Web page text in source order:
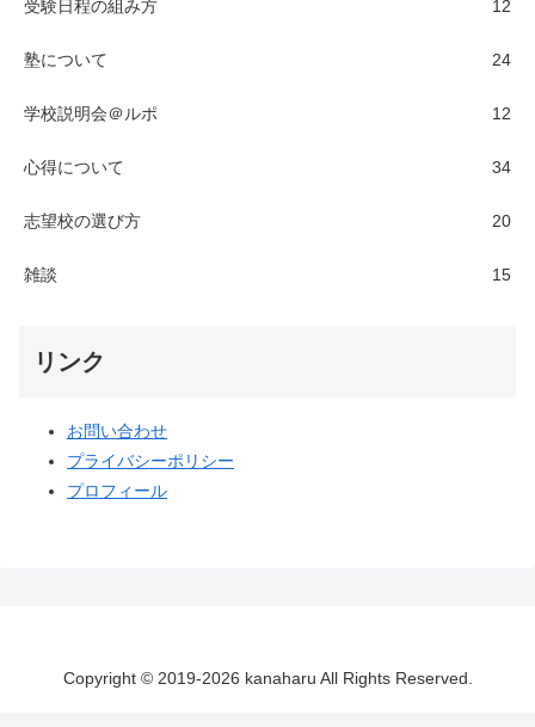
受験日程の組み方 12
塾について 24
学校説明会＠ルポ 12
心得について 34
志望校の選び方 20
雑談 15
リンク
お問い合わせ
プライバシーポリシー
プロフィール
Copyright © 2019-2026 kanaharu All Rights Reserved.